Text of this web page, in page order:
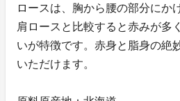
ロースは、胸から腰の部分にか
肩ロースと比較すると赤みが多
いが特徴です。赤身と脂身の絶
いただけます。